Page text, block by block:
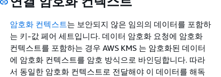
암호화 컨텍스트는 보안되지 않은 임의의 데이터를 포함하
는 키-값 페어 세트입니다. 데이터 암호화 요청에 암호화
컨텍스트를 포함하는 경우 AWS KMS 는 암호화된 데이터
에 암호화 컨텍스트를 암호 방식으로 바인딩합니다. 따라
서 동일한 암호화 컨텍스트로 전달해야 이 데이터를 해독